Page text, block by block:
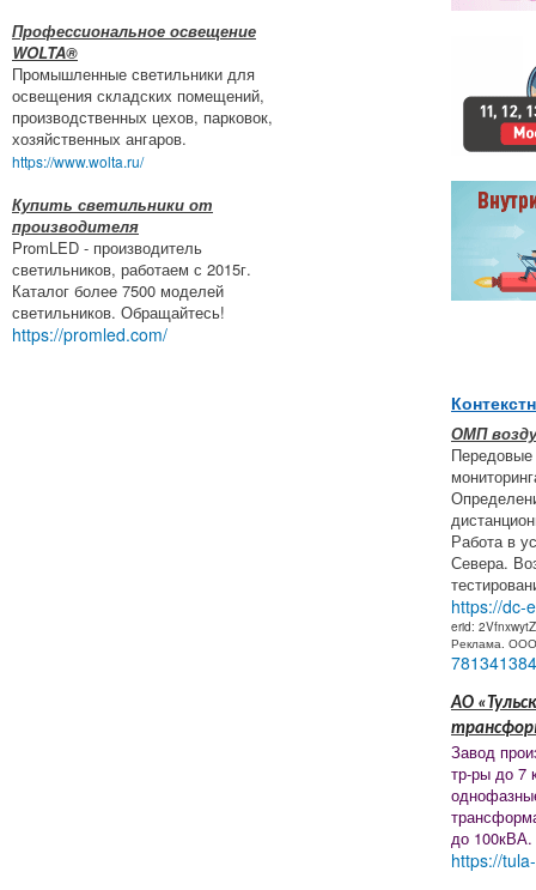
Профессиональное освещение
WOLTA®
Промышленные светильники для
освещения складских помещений,
производственных цехов, парковок,
хозяйственных ангаров.
https://www.wolta.ru/
Купить светильники от
производителя
PromLED - производитель
светильников, работаем с 2015г.
Каталог более 7500 моделей
светильников. Обращайтесь!
https://promled.com/
ОМП
Работа в
Севера.
https://dc-
erid:
Реклама.
АО
Завод
тр-ры до 7
до 100кВА.
https://